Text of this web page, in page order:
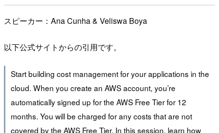
スピーカー：Ana Cunha & Veliswa Boya
以下公式サイトからの引用です。
Start building cost management for your applications in the
cloud. When you create an AWS account, you’re
automatically signed up for the AWS Free Tier for 12
months. You will be charged for any costs that are not
covered by the AWS Free Tier. In this session, learn how